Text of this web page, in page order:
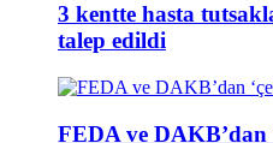
3 kentte hasta
talep edildi
FEDA ve DAKB’dan